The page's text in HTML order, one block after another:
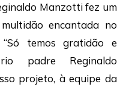
Manzotti fez um
encantada no
temos gratidão e
padre Reginaldo
projeto, à equipe da